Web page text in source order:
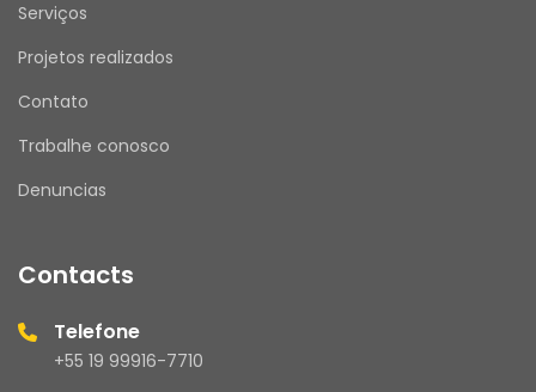
Serviços
Projetos realizados
Contato
Trabalhe conosco
Denuncias
Contacts
Telefone
+55 19 99916-7710